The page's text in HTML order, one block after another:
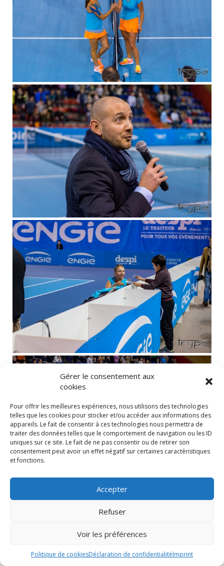
Gérer le consentement aux
cookies
Pour offrir les meilleures expériences, nous utilisons des technologies
telles que les cookies pour stocker et/ou accéder aux informations des
appareils. Le fait de consentir à ces technologies nous permettra de
traiter des données telles que le comportement de navigation ou les ID
uniques sur ce site. Le fait de ne pas consentir ou de retirer son
consentement peut avoir un effet négatif sur certaines caractéristiques
et fonctions.
Accepter
Refuser
Voir les préférences
Politique de cookiesDéclaration de confidentialitéImprint